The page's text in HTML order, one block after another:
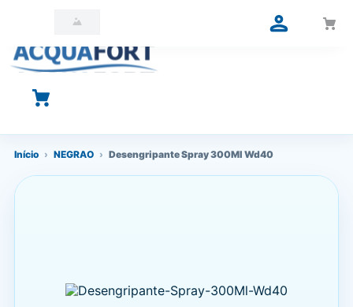
O que você está procurando?
Início › NEGRAO › Desengripante Spray 300Ml Wd40